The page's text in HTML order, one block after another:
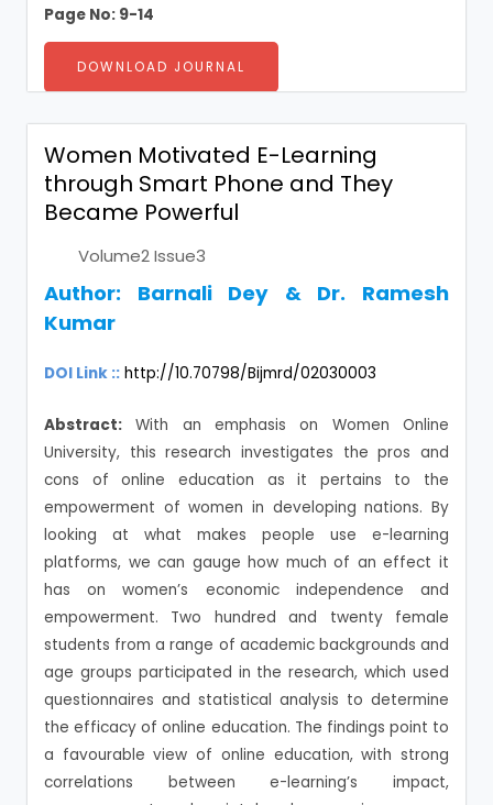
Page No: 9-14
DOWNLOAD JOURNAL
Women Motivated E-Learning
through Smart Phone and They
Became Powerful
Volume2 Issue3
Author: Barnali Dey & Dr. Ramesh
Kumar
DOI Link :: http://10.70798/Bijmrd/02030003
Abstract: With an emphasis on Women Online
University, this research investigates the pros and
cons of online education as it pertains to the
empowerment of women in developing nations. By
looking at what makes people use e-learning
platforms, we can gauge how much of an effect it
has on women’s economic independence and
empowerment. Two hundred and twenty female
students from a range of academic backgrounds and
age groups participated in the research, which used
questionnaires and statistical analysis to determine
the efficacy of online education. The findings point to
a favourable view of online education, with strong
correlations between e-learning’s impact,